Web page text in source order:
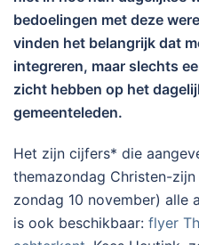
bedoelingen met deze
vinden het belangrijk dat
integreren, maar slechts
zicht hebben op het
gemeenteleden.
Het zijn cijfers* die
themazondag Christen-
zondag 10 november) alle
is ook beschikbaar: flyer